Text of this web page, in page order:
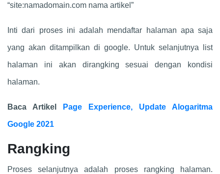
“site:namadomain.com nama artikel”
Inti dari proses ini adalah mendaftar halaman apa saja
yang akan ditampilkan di google. Untuk selanjutnya list
halaman ini akan dirangking sesuai dengan kondisi
halaman.
Baca Artikel Page Experience, Update Alogaritma
Google 2021
Rangking
Proses selanjutnya adalah proses rangking halaman.